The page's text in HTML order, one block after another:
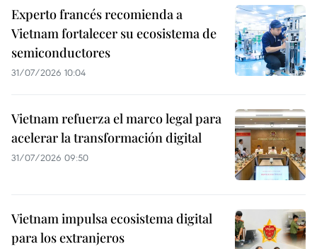
Experto francés recomienda a
Vietnam fortalecer su ecosistema de
semiconductores
31/07/2026 10:04
Vietnam refuerza el marco legal para
acelerar la transformación digital
31/07/2026 09:50
Vietnam impulsa ecosistema digital
para los extranjeros